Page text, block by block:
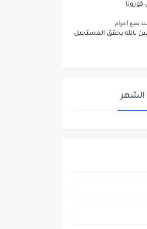
كورونا
بضع اعوام
بالله يحقق المستحيل
الشهر